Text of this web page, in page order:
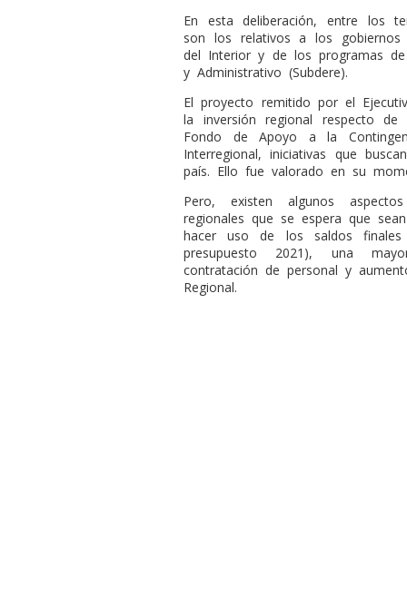
En esta deliberación, entre los
son los relativos a los
del Interior y de los programas
y Administrativo (Subdere).
El proyecto remitido por el
la inversión regional respecto
Fondo de Apoyo a la
Interregional, iniciativas que
país. Ello fue valorado en su
Pero, existen algunos
regionales que se espera que
hacer uso de los saldos
presupuesto 2021), una
contratación de personal y
Regional.